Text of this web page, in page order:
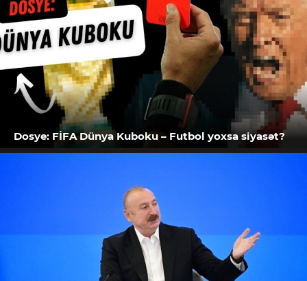
Dosye: FİFA Dünya Kuboku – Futbol yoxsa siyasət?